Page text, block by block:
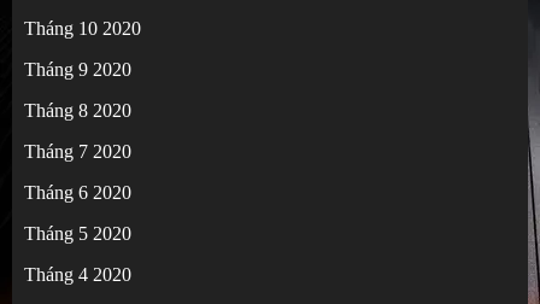
Tháng 10 2020
Tháng 9 2020
Tháng 8 2020
Tháng 7 2020
Tháng 6 2020
Tháng 5 2020
Tháng 4 2020